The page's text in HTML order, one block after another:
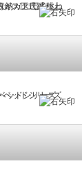
ガス圧式跳ね上
ッドシリーズ
リ